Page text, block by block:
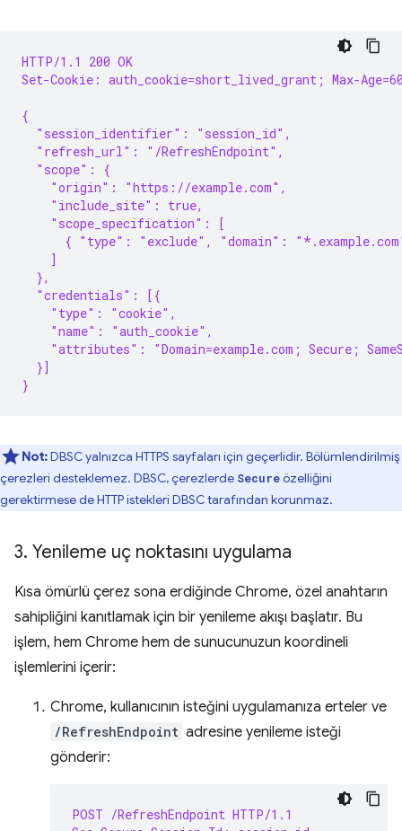
HTTP/1.1 200 OK
Set-Cookie: auth_cookie=short_lived_grant; Max-
{
  "session_identifier": "session_id",
  "refresh_url": "/RefreshEndpoint",
  "scope": {
    "origin": "https://example.com",
    "include_site": true,
    "scope_specification": [
{ "type": "exclude", "domain":
    ]
  },
  "credentials": [{
    "type": "cookie",
    "name": "auth_cookie",
"attributes": "Domain=example.com; Secure;
  }]
}
Not:DBSC yalnızca HTTPS sayfaları için geçerlidir. Bölümlendirilmiş
çerezleri desteklemez. DBSC, çerezlerde Secureözelliğini
gerektirmese de HTTP istekleri DBSC tarafından korunmaz.
3. Yenileme uç noktasını uygulama
Kısa ömürlü çerez sona erdiğinde Chrome, özel anahtarın
sahipliğini kanıtlamak için bir yenileme akışı başlatır. Bu
işlem, hem Chrome hem de sunucunuzun koordineli
işlemlerini içerir:
Chrome, kullanıcının isteğini uygulamanıza erteler ve
/RefreshEndpoint adresine yenileme isteği
gönderir:
POST /RefreshEndpoint HTTP/1.1